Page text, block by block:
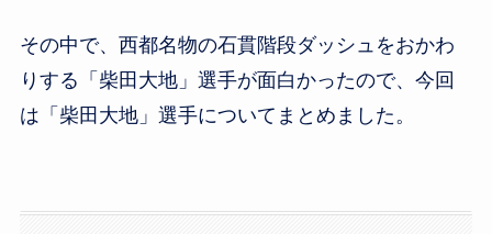
その中で、西都名物の石貫階段ダッシュをおかわ
りする「柴田大地」選手が面白かったので、今回
は「柴田大地」選手についてまとめました。